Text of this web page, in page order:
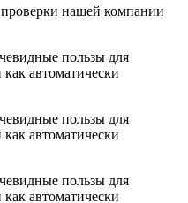
проверки нашей компании